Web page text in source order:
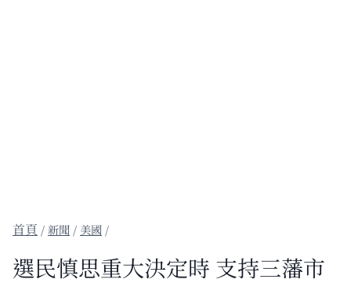
/新聞 / 美國 /
選民慎思重大決定時 支持三藩市